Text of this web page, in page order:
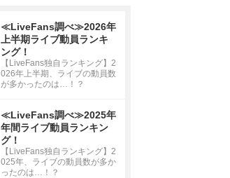
≪LiveFans調べ≫2026年
上半期ライブ動員ランキ
ング！
【LiveFans独自ランキング】2
026年上半期、ライブの動員数
が多かったのは…！？
≪LiveFans調べ≫2025年
年間ライブ動員ランキン
グ！
【LiveFans独自ランキング】2
025年、ライブの動員数が多か
ったのは…！？